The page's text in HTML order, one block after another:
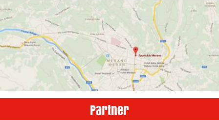
Partner